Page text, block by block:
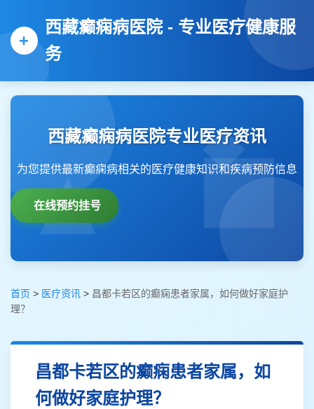
西藏癫痫病医院 - 专业医疗健康服
务
西藏癫痫病医院专业医疗资讯
为您提供最新癫痫病相关的医疗健康知识和疾病预防信息
在线预约挂号
首页 > 医疗资讯 > 昌都卡若区的癫痫患者家属，如何做好家庭护
理？
昌都卡若区的癫痫患者家属，如
何做好家庭护理？